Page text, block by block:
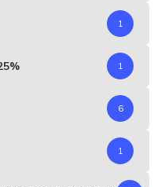
1
1
6
1